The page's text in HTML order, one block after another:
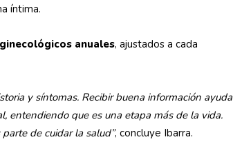
íntima.
anuales, ajustados a cada
y síntomas. Recibir buena información ayuda
entendiendo que es una etapa más de la vida.
de cuidar la salud”, concluye Ibarra.